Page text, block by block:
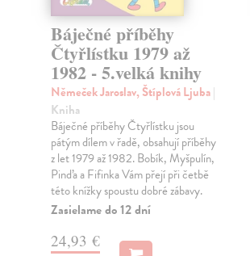
Báječné příběhy
Čtyřlístku 1979 až
1982 - 5.velká knihy
Němeček Jaroslav, Štíplová Ljuba|
Kniha
Báječné příběhy Čtyřlístku jsou
pátým dílem v řadě, obsahují příběhy
z let 1979 až 1982. Bobík, Myšpulín,
Pinďa a Fifinka Vám přejí při četbě
této knížky spoustu dobré zábavy.
Zasielame do 12 dní
24,93 €